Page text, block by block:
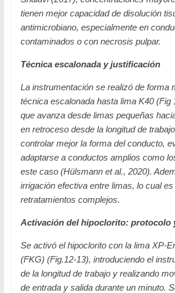
tienen mejor capacidad de disolución
antimicrobiano, especialmente en
contaminados o con necrosis pulpar.
Técnica escalonada y justificación
La instrumentación se realizó de forma
técnica escalonada hasta lima K40 (Fig
que avanza desde limas pequeñas
en retroceso desde la longitud de
controlar mejor la forma del conducto,
adaptarse a conductos amplios como
este caso (Hülsmann et al., 2020).
irrigación efectiva entre limas, lo cual
retratamientos complejos.
Activación del hipoclorito: protocolo
Se activó el hipoclorito con la lima XP-
(FKG) (Fig.12-13), introduciendo el
de la longitud de trabajo y realizando
de entrada y salida durante un minuto.